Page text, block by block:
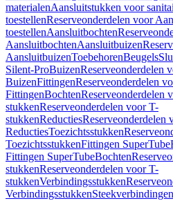
materialenAansluitstukken voor
toestellenReserveonderdelen voor
toestellenAansluitbochten
AansluitbochtenAansluitbuizen
AansluitbuizenToebehorenBeugels
Silent-ProBuizenReserveonderdelen
BuizenFittingenReserveonderdelen
FittingenBochtenReserveonderdelen
stukkenReserveonderdelen voor T-
stukkenReductiesReserveonderdelen
ReductiesToezichtsstukken
ToezichtsstukkenFittingen SuperTube
Fittingen SuperTubeBochten
stukkenReserveonderdelen voor T-
stukkenVerbindingsstukken
VerbindingsstukkenSteekverbindingen